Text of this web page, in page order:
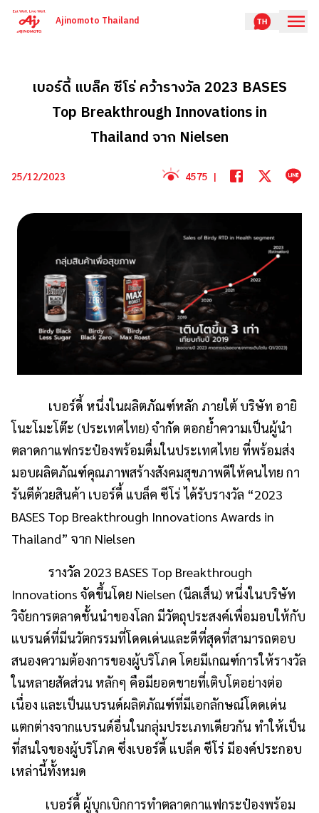
Ajinomoto Thailand
เบอร์ดี้ แบล็ค ซีโร่ คว้ารางวัล 2023 BASES
Top Breakthrough Innovations in
Thailand จาก Nielsen
25/12/2023 4575 |
เบอร์ดี้ หนึ่งในผลิตภัณฑ์หลัก ภายใต้ บริษัท อายิ
โนะโมะโต๊ะ (ประเทศไทย) จำกัด ตอกย้ำความเป็นผู้นำ
ตลาดกาแฟกระป๋องพร้อมดื่มในประเทศไทย ที่พร้อมส่ง
มอบผลิตภัณฑ์คุณภาพสร้างสังคมสุขภาพดีให้คนไทย กา
รันตีด้วยสินค้า เบอร์ดี้ แบล็ค ซีโร่ ได้รับรางวัล “2023
BASES Top Breakthrough Innovations Awards in
Thailand” จาก Nielsen
รางวัล 2023 BASES Top Breakthrough
Innovations จัดขึ้นโดย Nielsen (นีลเส็น) หนึ่งในบริษัท
วิจัยการตลาดชั้นนำของโลก มีวัตถุประสงค์เพื่อมอบให้กับ
แบรนด์ที่มีนวัตกรรมที่โดดเด่นและดีที่สุดที่สามารถตอบ
สนองความต้องการของผู้บริโภค โดยมีเกณฑ์การให้รางวัล
ในหลายสัดส่วน หลักๆ คือมียอดขายที่เติบโตอย่างต่อ
เนื่อง และเป็นแบรนด์ผลิตภัณฑ์ที่มีเอกลักษณ์โดดเด่น
แตกต่างจากแบรนด์อื่นในกลุ่มประเภทเดียวกัน ทำให้เป็น
ที่สนใจของผู้บริโภค ซึ่งเบอร์ดี้ แบล็ค ซีโร่ มีองค์ประกอบ
เหล่านี้ทั้งหมด
เบอร์ดี้ ผู้บุกเบิกการทำตลาดกาแฟกระป๋องพร้อม